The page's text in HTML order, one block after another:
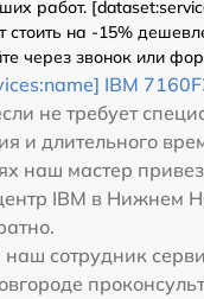
работ.
стоить на -15%
через звонок или
IBM
не требует
и длительного
наш мастер
IBM в Нижнем
наш сотрудник